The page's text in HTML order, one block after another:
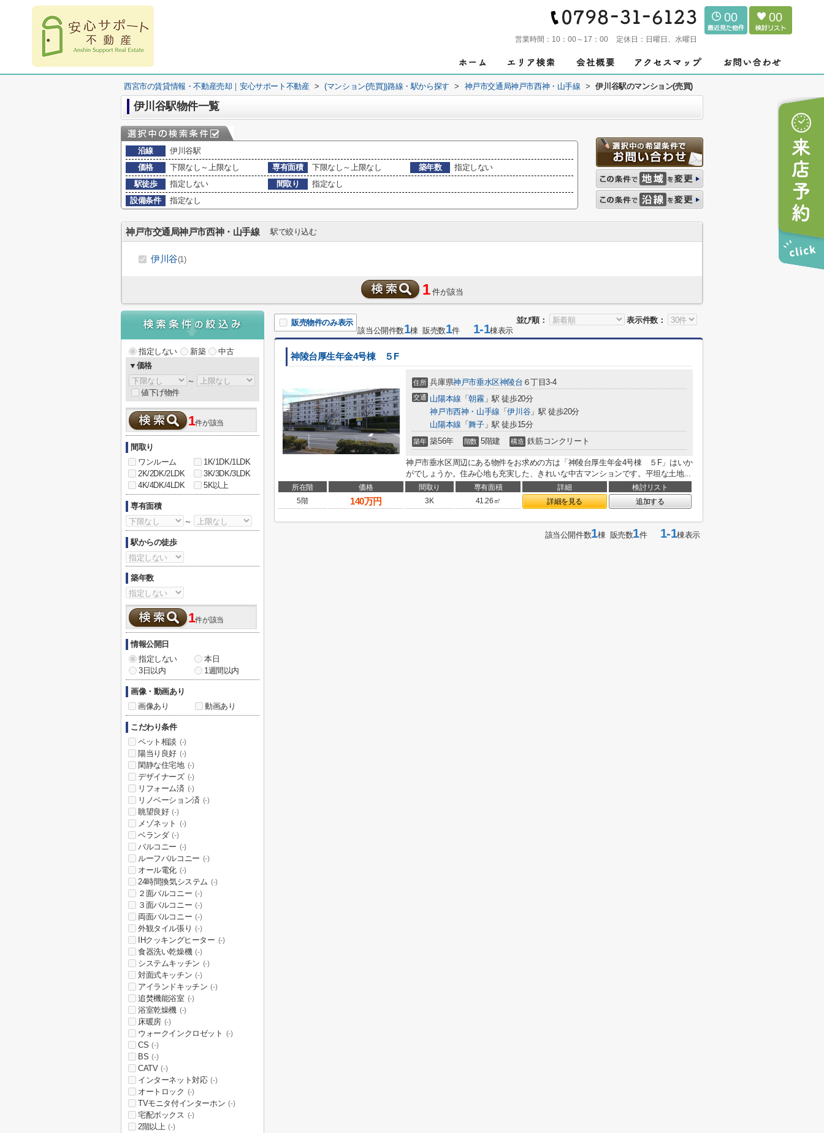
営業時間： 10：00～17：00 定休日： 日曜日、水曜日
00 00
西宮市の賃貸情報・不動産売却｜安心サポート不動産 > (マンション(売買))路線・駅から探す > 神戸市交通局神戸市西神・山手線 > 伊川谷駅のマンション(売買)
伊川谷駅物件一覧
沿線
伊川谷駅
価格
下限なし～上限なし 専有面積 下限なし～上限なし 築年数
指定しない
駅徒歩
指定しない 間取り
指定なし
設備条件
指定なし
神戸市交通局神戸市西神・山手線 駅で絞り込む
伊川谷(1)
1 件が該当
並び順： 表示件数：
販売物件のみ表示
該当公開件数1棟 販売数1件 1-1棟表示
神陵台厚生年金4号棟 ５F
住所 兵庫県神戸市垂水区神陵台 ６丁目3-4
交通 山陽本線 「朝霧」駅 徒歩20分
神戸市西神・山手線 「伊川谷」駅 徒歩20分
山陽本線 「舞子」駅 徒歩15分
築年 築56年 階数 5階建 構造 鉄筋コンクリート
神戸市垂水区周辺にある物件をお求めの方は「神陵台厚生年金4号棟 ５F」はいか
がでしょうか。住み心地も充実した、きれいな中古マンションです。平坦な土地...
所在階 価格 間取り 専有面積 詳細
検討リスト
5階
140万円 3K 41.26㎡ 詳細を見る 追加する
該当公開件数1棟 販売数1件1-1棟表示
指定しない 新築
中古
▼価格
～
値下げ物件
1件が該当
間取り
ワンルーム
1K/1DK/1LDK
2K/2DK/2LDK
3K/3DK/3LDK
4K/4DK/4LDK
5K以上
専有面積
～
駅からの徒歩
築年数
1件が該当
情報公開日
指定しない
本日
3日以内
1週間以内
画像・動画あり
画像あり
動画あり
こだわり条件
ペット相談 (-)
陽当り良好 (-)
閑静な住宅地 (-)
デザイナーズ (-)
リフォーム済 (-)
リノベーション済 (-)
眺望良好 (-)
メゾネット (-)
ベランダ (-)
バルコニー (-)
ルーフバルコニー (-)
オール電化 (-)
24時間換気システム (-)
２面バルコニー (-)
３面バルコニー (-)
両面バルコニー (-)
外観タイル張り (-)
IHクッキングヒーター (-)
食器洗い乾燥機 (-)
システムキッチン (-)
対面式キッチン (-)
アイランドキッチン (-)
追焚機能浴室 (-)
浴室乾燥機 (-)
床暖房 (-)
ウォークインクロゼット (-)
CS (-)
BS (-)
CATV (-)
インターネット対応 (-)
オートロック (-)
TVモニタ付インターホン (-)
宅配ボックス (-)
2階以上 (-)